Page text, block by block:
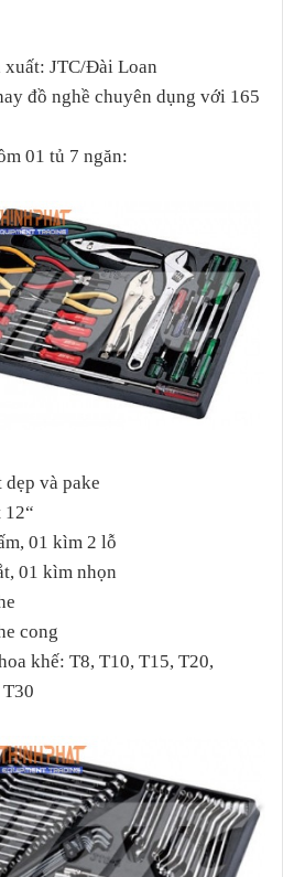
xuất: JTC/Đài Loan
đồ nghề chuyên dụng với 165
01 tủ 7 ngăn:
và pake
12“
01 kìm 2 lỗ
01 kìm nhọn
cong
khế: T8, T10, T15, T20,